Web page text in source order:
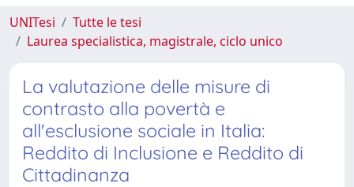
UNITesi
Tutte le tesi
Laurea specialistica, magistrale, ciclo unico
La valutazione delle misure di
contrasto alla povertà e
all'esclusione sociale in Italia:
Reddito di Inclusione e Reddito di
Cittadinanza